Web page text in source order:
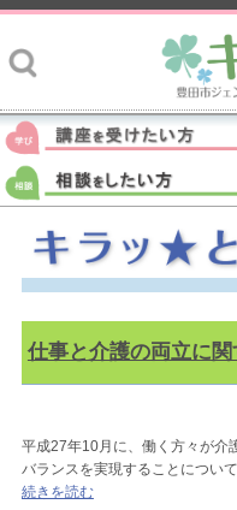
仕事と介護の両立に
平成27年10月に、働く方々が介
バランスを実現することについ
続きを読む